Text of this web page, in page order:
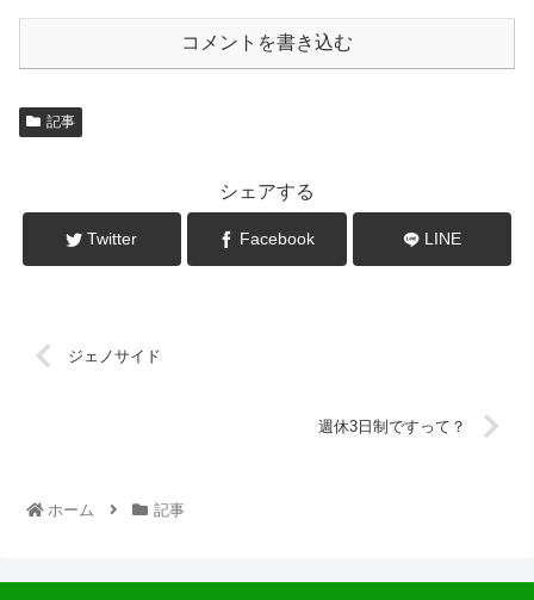
コメントを書き込む
記事
シェアする
Twitter Facebook LINE
ジェノサイド
週休3日制ですって？
ホーム 記事